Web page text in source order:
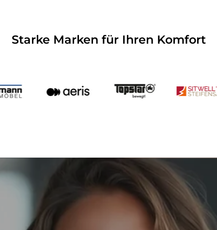
Starke Marken für Ihren Komfort